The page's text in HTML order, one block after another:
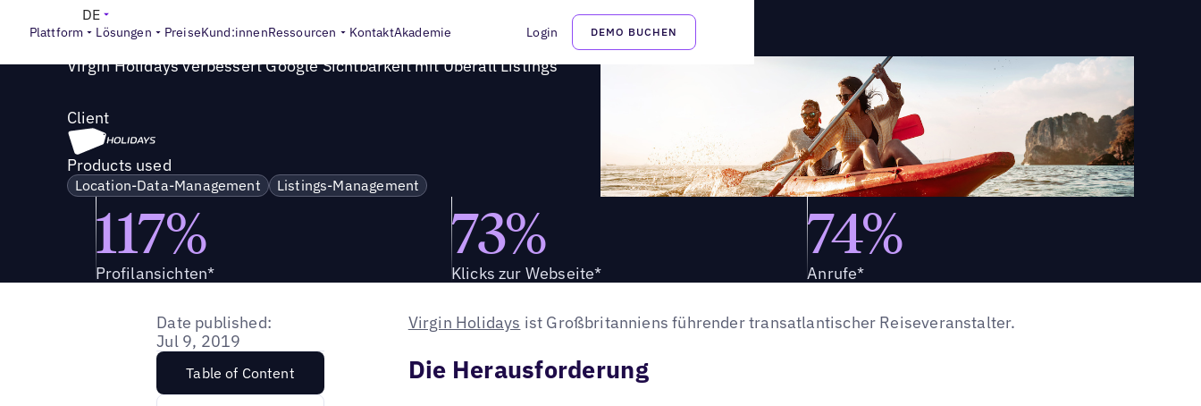
Plattform Lösungen PreiseKund:innenRessourcen KontaktAkademie Login DEMO BUCHEN
DE
Success Story
Virgin Holidays verbessert Google Sichtbarkeit mit Uberall Listings
Client
Products used
Location-Data-Management Listings-Management
117%
Profilansichten*
73%
Klicks zur Webseite*
74%
Anrufe*
Date published:
Jul 9, 2019
Table of Content
Virgin Holidays ist Großbritanniens führender transatlantischer Reiseveranstalter.
Die Herausforderung